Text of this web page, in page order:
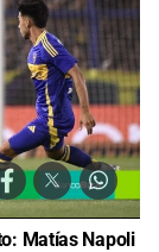
Matías Napoli